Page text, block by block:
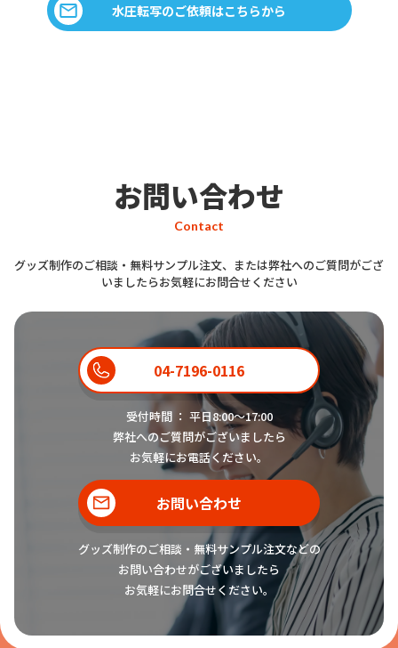
水圧転写のご依頼はこちらから
お問い合わせ
Contact
グッズ制作のご相談・無料サンプル注文、または弊社へのご質問がござ
いましたらお気軽にお問合せください
04-7196-0116
受付時間 ： 平日8:00〜17:00
弊社へのご質問がございましたら
お気軽にお電話ください。
お問い合わせ
グッズ制作のご相談・無料サンプル注文などの
お問い合わせがございましたら
お気軽にお問合せください。